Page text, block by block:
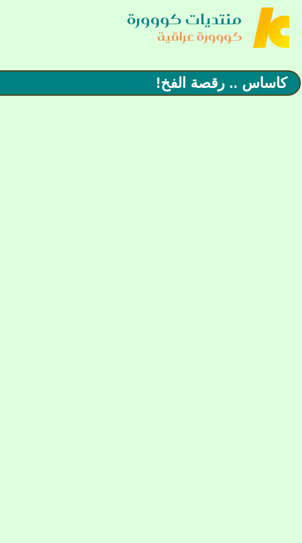
منتديات كووورة
كووورة عراقية
كاساس .. رقصة الفخ!